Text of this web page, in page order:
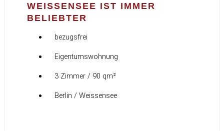
WEISSENSEE IST IMMER
BELIEBTER
bezugsfrei
Eigentumswohnung
3 Zimmer / 90 qm²
Berlin / Weissensee